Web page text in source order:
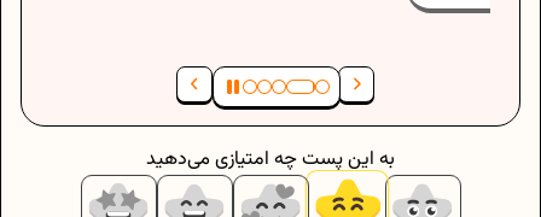
به این پست چه امتیازی می‌دهید